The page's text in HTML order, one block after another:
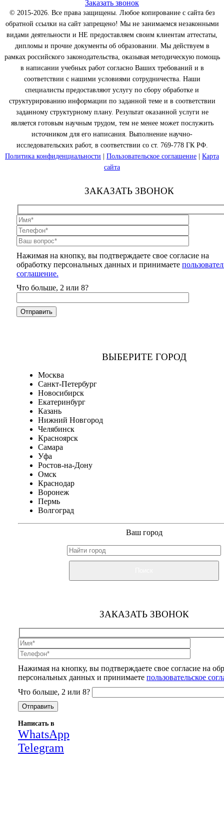
Заказать звонок
© 2015-2026. Все права защищены. Любое копирование с сайта без
обратной ссылки на сайт запрещено! Мы не занимаемся незаконными
видами деятельности и НЕ предоставляем своим клиентам аттестаты,
дипломы и прочие документы об образовании. Мы действуем в
рамках российского законодательства, оказывая методическую помощь
в написании учебных работ согласно Ваших требований и в
соответствии с нашими условиями сотрудничества. Наши
специалисты предоставляют услугу по сбору обработке и
структурированию информации по заданной теме и в соответствии
заданному структурному плану. Результат оказанной услуги не
является готовым научным трудом, тем не менее может послужить
источником для его написания. Выполнение научно-
исследовательских работ, в соответствии со ст. 769-778 ГК РФ.
Политика конфиденциальности
Пользовательское соглашение
Карта
сайта
ЗАКАЗАТЬ ЗВОНОК
Нажимая на кнопку, вы подтверждаете свое согласие на
обработку персональных данных и принимаете
соглашение.
Что больше, 2 или 8?
ВЫБЕРИТЕ ГОРОД
Москва
Санкт-Петербург
Новосибирск
Екатеринбург
Казань
Нижний Новгород
Челябинск
Красноярск
Самара
Уфа
Ростов-на-Дону
Омск
Краснодар
Воронеж
Пермь
Волгоград
Ваш город
ЗАКАЗАТЬ ЗВОНОК
Нажимая на кнопку, вы подтверждаете свое согласие на
персональных данных и принимаете пользовательское
Что больше, 2 или 8?
Написать в
WhatsApp
Telegram